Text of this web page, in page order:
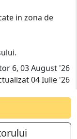
in zona de
6, 03 August '26
04 Iulie '26